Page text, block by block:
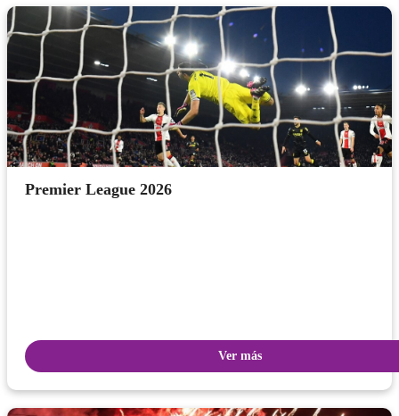
Premier League 2026
Ver más